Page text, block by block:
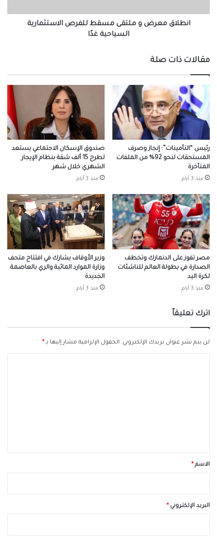
غدًا
انطلاق معرض و ملتقى مسقط للفرص الاستثمارية
السياحية غدًا
مقالات ذات صلة
رئيس “التأمينات”: إنجاز وصرف
المستحقات لنحو 92% من الملفات
المتأخرة
منذ 3 أيام
صندوق الإسكان الاجتماعي يستعد
لطرح 15 ألف شقة بنظام الإيجار
الشهري خلال شهر
منذ 3 أيام
مصر تفوز على الدنمارك وتخطف
الصدارة في بطولة العالم للناشئات
لكرة اليد
منذ 3 أيام
وزير الأوقاف يشارك في افتتاح متحف
وزارة الموارد المائية والري بالعاصمة
الجديدة
منذ 3 أيام
اترك تعليقاً
لن يتم نشر عنوان بريدك الإلكتروني. الحقول الإلزامية مشار إليها بـ*
*الاسم*
البريد الإلكتروني*